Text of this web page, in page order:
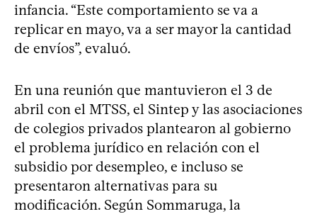
infancia. “Este comportamiento se va a
replicar en mayo, va a ser mayor la cantidad
de envíos”, evaluó.
En una reunión que mantuvieron el 3 de
abril con el MTSS, el Sintep y las asociaciones
de colegios privados plantearon al gobierno
el problema jurídico en relación con el
subsidio por desempleo, e incluso se
presentaron alternativas para su
modificación. Según Sommaruga, la